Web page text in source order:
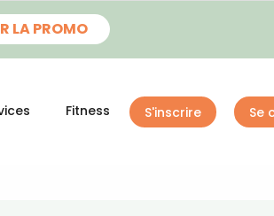
LA PROMO
Fitness S'inscrire Se